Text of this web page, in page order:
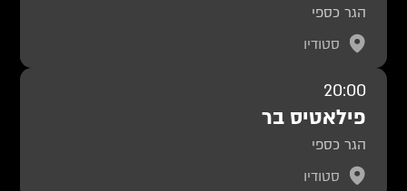
הגר כספי
סטודיו
20:00
פילאטיס בר
הגר כספי
סטודיו